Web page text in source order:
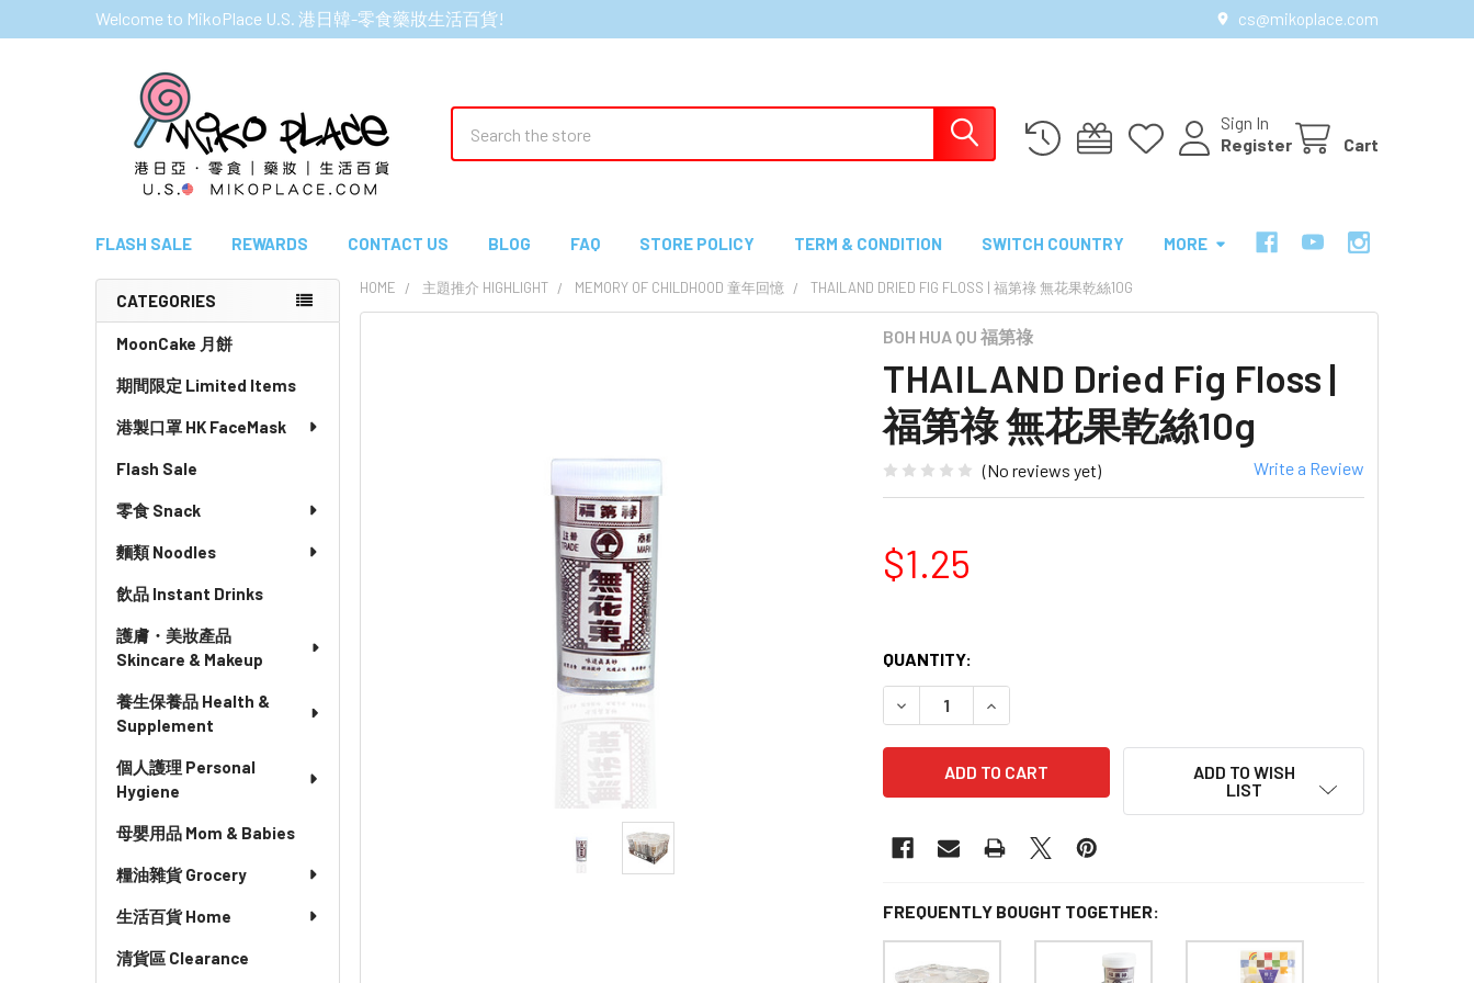
Welcome to MikoPlace U.S. 港日韓-零食藥妝生活百貨! cs@mikoplace.com
Sign In
Register
Cart
FLASH SALE REWARDS CONTACT US BLOG FAQ STORE POLICY TERM & CONDITION SWITCH COUNTRY MORE
Sidebar
CATEGORIES
MoonCake 月餅
期間限定 Limited Items
港製口罩 HK FaceMask
Flash Sale
零食 Snack
麵類 Noodles
飲品 Instant Drinks
護膚・美妝產品
Skincare & Makeup
養生保養品 Health &
Supplement
個人護理 Personal
Hygiene
母嬰用品 Mom & Babies
糧油雜貨 Grocery
生活百貨 Home
清貨區 Clearance
HOME 主題推介 HIGHLIGHT MEMORY OF CHILDHOOD 童年回憶 THAILAND DRIED FIG FLOSS | 福第祿 無花果乾絲10G
BOH HUA QU 福第祿
THAILAND Dried Fig Floss |
福第祿 無花果乾絲10g
(No reviews yet) Write a Review
$1.25
QUANTITY:
DECREASE QUANTITY OF THAILAND DRIED FIG FLOSS | 福第祿 無花果乾絲
INCREASE QUANTITY OF THAILAND DRIED FIG FLOSS | 福第祿
ADD TO WISH
LIST
FREQUENTLY BOUGHT TOGETHER: